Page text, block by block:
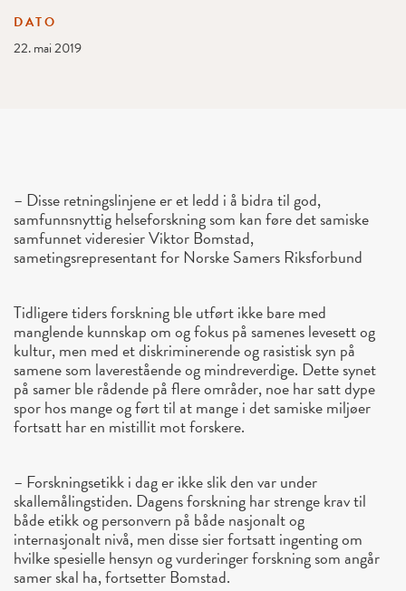
DATO
22. mai 2019
– Disse retningslinjene er et ledd i å bidra til god,
samfunnsnyttig helseforskning som kan føre det samiske
samfunnet videresier Viktor Bomstad,
sametingsrepresentant for Norske Samers Riksforbund
Tidligere tiders forskning ble utført ikke bare med
manglende kunnskap om og fokus på samenes levesett og
kultur, men med et diskriminerende og rasistisk syn på
samene som laverestående og mindreverdige. Dette synet
på samer ble rådende på flere områder, noe har satt dype
spor hos mange og ført til at mange i det samiske miljøer
fortsatt har en mistillit mot forskere.
– Forskningsetikk i dag er ikke slik den var under
skallemålingstiden. Dagens forskning har strenge krav til
både etikk og personvern på både nasjonalt og
internasjonalt nivå, men disse sier fortsatt ingenting om
hvilke spesielle hensyn og vurderinger forskning som angår
samer skal ha, fortsetter Bomstad.